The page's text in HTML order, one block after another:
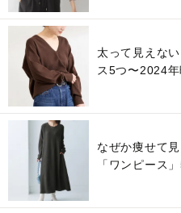
太って見えな
ス5つ〜2024
なぜか痩せて
「ワンピース